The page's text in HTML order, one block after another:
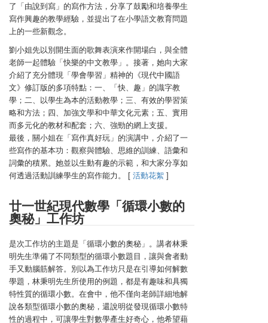
了「由說到寫」的寫作方法，分享了鼓勵和培養學生
寫作興趣的教學經驗，並提出了在小學語文教育問題
上的一些新觀念。
劉小姐先以別開生面的歌舞表演來作開場白，與全體
老師一起體驗「快樂的中文教學」。接著，她向大家
介紹了充分體現「學會學習」精神的《現代中國語
文》修訂版的多項特點：一、「快、趣」的識字教
學；二、以學生為本的活動教學；三、有效的學習策
略和方法；四、加強文學和中華文化元素；五、實用
而多元化的教材和配套；六、強勁的網上支援。
最後，關小姐在「寫作真好玩」的演講中，介紹了一
些寫作的基本功：觀察與體驗、思維的訓練、語彙和
詞彙的積累。她並以生動有趣的示範，和大家分享如
何透過活動訓練學生的寫作能力。 [ 活動花絮 ]
廿一世紀現代數學「循環小數的
奧秘」工作坊
是次工作坊的主題是「循環小數的奧秘」。講者林秉
明先生準備了不同類型的循環小數題目，讓與會者動
手又動腦筋解答。別以為工作坊只是在引導如何解數
學題，林秉明先生所使用的例題，都是有趣味和具獨
特性質的循環小數。在會中，他不僅向老師詳細地解
說各類型循環小數的奧秘，還說明從發現循環小數特
性的過程中，可讓學生對數學產生好奇心，他希望藉